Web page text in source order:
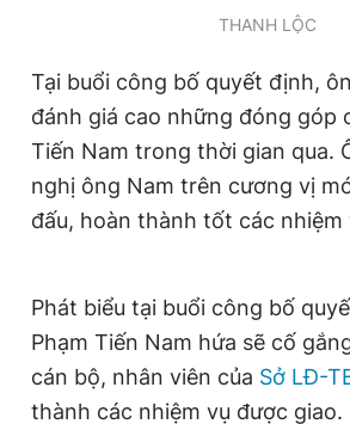
Giấy phép xuất bản số 110/GP - BTTTT
bản. Phát triển bởi ePi Technologies, JSC.
THANH LỘC
Tại buổi công bố quyết định,
đánh giá cao những đóng góp
Tiến Nam trong thời gian qua.
nghị ông Nam trên cương vị
đấu, hoàn thành tốt các nhiệm
Phát biểu tại buổi công bố
Phạm Tiến Nam hứa sẽ cố
cán bộ, nhân viên của Sở LĐ-
thành các nhiệm vụ được giao.